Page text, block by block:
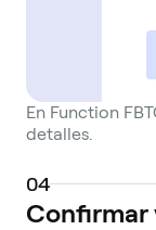
En Function
detalles.
04
Confirmar